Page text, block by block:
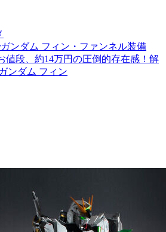
ンダム フィン・ファンネル装備
値段、約14万円の圧倒的存在感！解
ンダム フィン